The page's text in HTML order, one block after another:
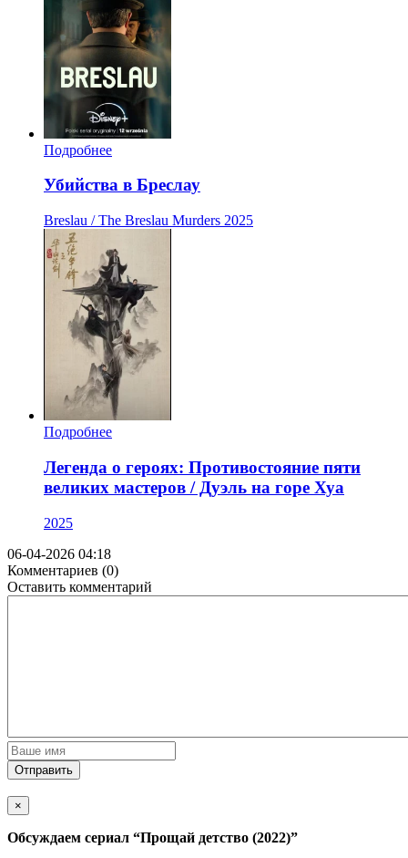
Подробнее
Убийства в Бреслау
Breslau / The Breslau Murders 2025
Подробнее
Легенда о героях: Противостояние пяти
великих мастеров / Дуэль на горе Хуа
2025
06-04-2026 04:18
Комментариев (0)
Оставить комментарий
Отправить
×
Обсуждаем cериал “Прощай детство (2022)”